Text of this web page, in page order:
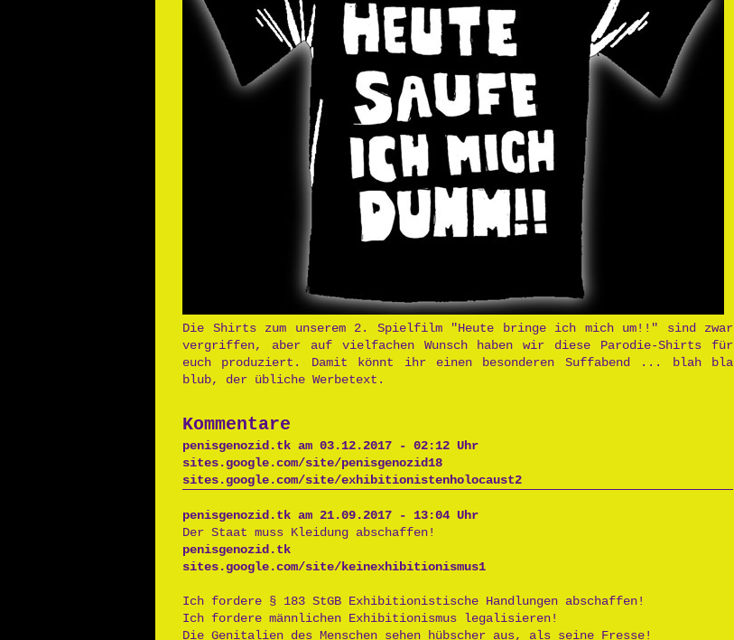
Die Shirts zum unserem 2. Spielfilm "Heute bringe ich mich um!!" sind zwar
vergriffen, aber auf vielfachen Wunsch haben wir diese Parodie-Shirts für
euch produziert. Damit könnt ihr einen besonderen Suffabend ... blah bla
blub, der übliche Werbetext.
Kommentare
penisgenozid.tk am 03.12.2017 - 02:12 Uhr
sites.google.com/site/penisgenozid18
sites.google.com/site/exhibitionistenholocaust2
penisgenozid.tk am 21.09.2017 - 13:04 Uhr
Der Staat muss Kleidung abschaffen!
penisgenozid.tk
sites.google.com/site/keinexhibitionismus1
Ich fordere § 183 StGB Exhibitionistische Handlungen abschaffen!
Ich fordere männlichen Exhibitionismus legalisieren!
Die Genitalien des Menschen sehen hübscher aus, als seine Fresse!